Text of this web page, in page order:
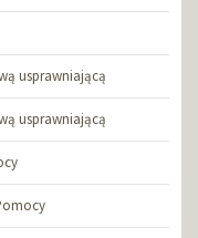
usprawniającą
usprawniającą